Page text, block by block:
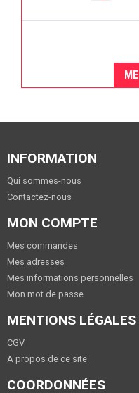
INFORMATION
Qui sommes-nous
Contactez-nous
MON COMPTE
Mes commandes
Mes adresses
Mes informations personnelles
Mon mot de passe
MENTIONS LÉGALES
CGV
A propos de ce site
COORDONNÉES